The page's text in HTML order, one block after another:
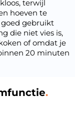
terwijl
hoeven te
gebruikt
die niet vies is,
of omdat je
20 minuten